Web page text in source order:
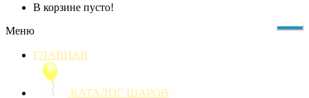
В корзине пусто!
Меню
ГЛАВНАЯ
КАТАЛОГ ШАРОВ